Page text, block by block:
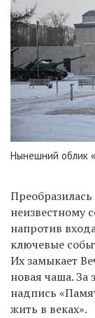
Нынешний облик
неизвестному
напротив
ключевые
Их замыкает
новая чаша. За
надпись
жить в веках».